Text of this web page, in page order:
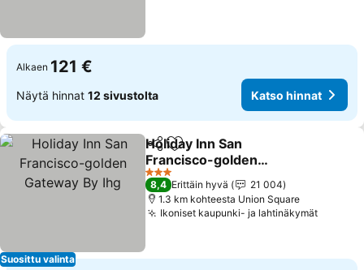
Alkaen 121 €
Näytä hinnat 12 sivustolta Katso hinnat
Suosittu valinta
Jaa Lisää suosikkeihin
Holiday Inn San
Francisco-golden
Gateway By Ihg
3 Tähtiluokitus
8,4 Erittäin hyvä
21 004
1.3 km kohteesta Union Square
Ikoniset kaupunki- ja lahtinäkymät